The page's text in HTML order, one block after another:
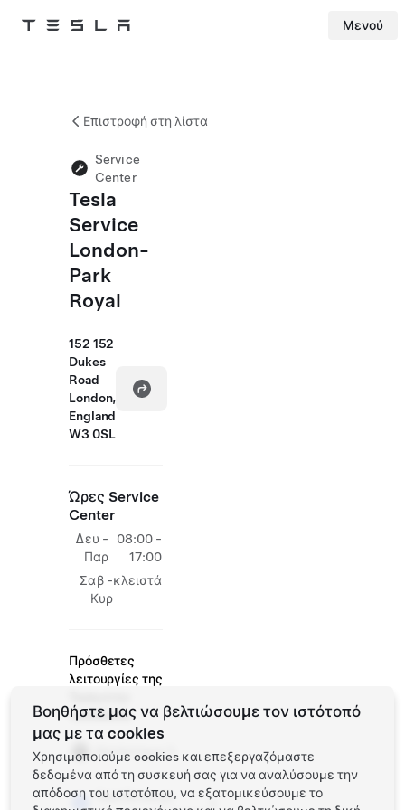
Tesla Μενού
Επιστροφή στη λίστα
Service
Center
Tesla
Service
London-
Park
Royal
152 152
Dukes
Road
London,
England
W3 0SL
Ώρες Service
Center
Δευ -
Παρ
08:00 -
17:00
Σαβ -
Κυρ
κλειστά
Πρόσθετες
λειτουργίες της
τοποθεσία
Κατάστημα
Test Drive με
Βοηθήστε μας να βελτιώσουμε τον ιστότοπό
μας με τα cookies
Χρησιμοποιούμε cookies και επεξεργαζόμαστε
δεδομένα από τη συσκευή σας για να αναλύσουμε την
απόδοση του ιστοτόπου, να εξατομικεύσουμε το